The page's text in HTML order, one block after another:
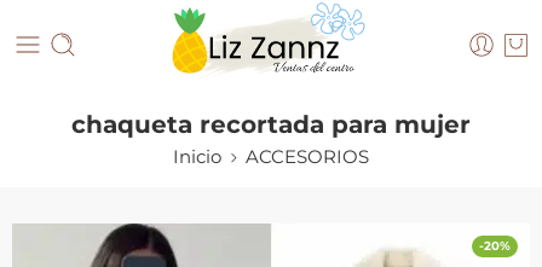
chaqueta recortada para mujer
Inicio ACCESORIOS
-20%